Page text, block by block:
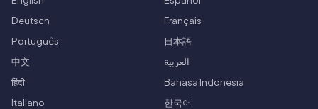
Deutsch
Français
Português
日本語
中文
العربية
हिंदी
Bahasa Indonesia
Italiano
한국어